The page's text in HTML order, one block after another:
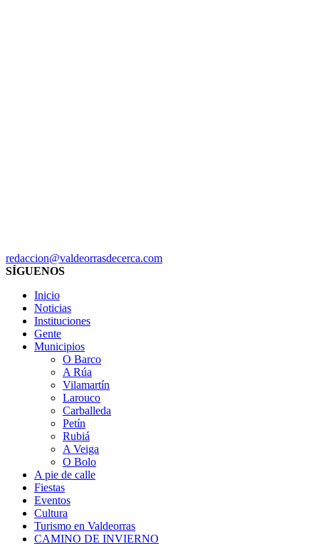
redaccion@valdeorrasdecerca.com
SÍGUENOS
Inicio
Noticias
Instituciones
Gente
Municipios
O Barco
A Rúa
Vilamartín
Larouco
Carballeda
Petín
Rubiá
A Veiga
O Bolo
A pie de calle
Fiestas
Eventos
Cultura
Turismo en Valdeorras
CAMINO DE INVIERNO